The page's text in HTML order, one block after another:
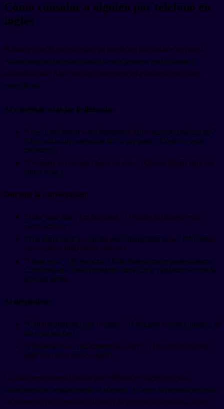
Cómo consolar a alguien por teléfono en
inglés
Hablar por teléfono en inglés ya puede ser intimidante de por sí.
Ahora imagina hacerlo cuando la otra persona está llorando o
pasándola mal. Aquí van algunos consejos prácticos con frases
específicas:
Al contestar o iniciar la llamada:
"Hey, I just heard what happened. How are you holding up?"
(Oye, acabo de enterarme de lo que pasó. ¿Cómo lo estás
llevando?)
"I wanted to call and check on you." (Quería llamar para ver
cómo estás.)
Durante la conversación:
"Take your time, I'm listening." (Tómate tu tiempo, estoy
escuchando.)
"You don't have to explain everything right now." (No tienes
que explicar todo ahora mismo.)
"I hear you." (Te escucho.) Esta frase corta es poderosísima.
Comunica que estás prestando atención y validando lo que la
persona siente.
Al despedirse:
"Call me anytime, day or night." (Llámame cuando quieras, de
día o de noche.)
"I'll check in on you tomorrow, okay?" (Te escribo mañana
para ver cómo estás, ¿vale?)
Lo más importante al hablar por teléfono en inglés en estas
situaciones: no tengas miedo al silencio. A veces la persona necesita
un momento para respirar o llorar, y tu presencia silenciosa al otro